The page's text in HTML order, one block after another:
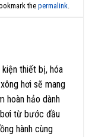
thepermalink
thiết bị, hóa
hơi sẽ mang
hoàn hảo dành
từ bước đầu
hành cùng